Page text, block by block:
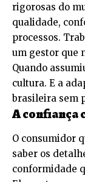
rigorosas do
qualidade,
processos.
um gestor que
Quando
cultura. E a
brasileira sem
A confiança
O consumidor
saber os
conformidade